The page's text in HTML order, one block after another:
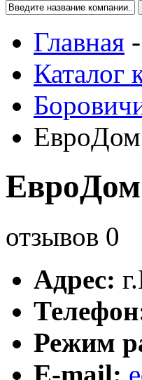
Главная -
Каталог
ЕвроДом
ЕвроДом
отзывов 0
Адрес: г.
Режим
E-mail: